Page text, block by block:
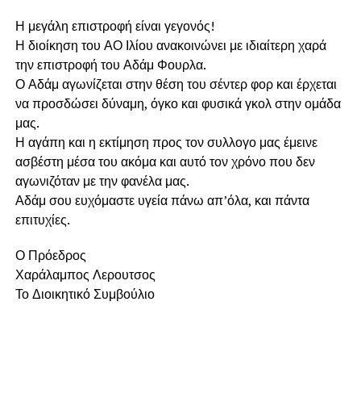
Η μεγάλη επιστροφή είναι γεγονός!
Η διοίκηση του ΑΟ Ιλίου ανακοινώνει με ιδιαίτερη χαρά
την επιστροφή του Αδάμ Φουρλα.
Ο Αδάμ αγωνίζεται στην θέση του σέντερ φορ και έρχεται
να προσδώσει δύναμη, όγκο και φυσικά γκολ στην ομάδα
μας.
Η αγάπη και η εκτίμηση προς τον συλλογο μας έμεινε
ασβέστη μέσα του ακόμα και αυτό τον χρόνο που δεν
αγωνιζόταν με την φανέλα μας.
Αδάμ σου ευχόμαστε υγεία πάνω απ’όλα, και πάντα
επιτυχίες.
Ο Πρόεδρος
Χαράλαμπος Λερουτσος
Το Διοικητικό Συμβούλιο